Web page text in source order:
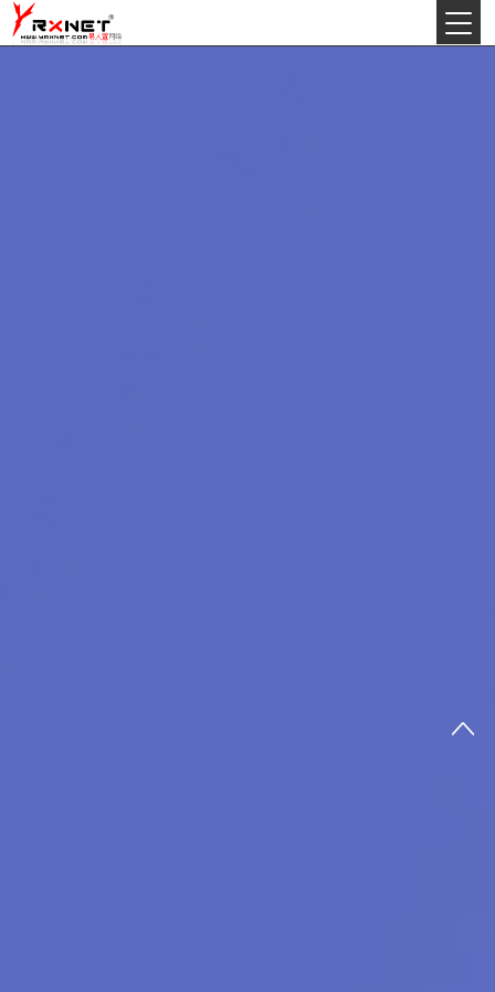
今天: 2026年8月7日星期五